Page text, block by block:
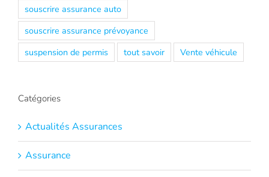
souscrire assurance auto
souscrire assurance prévoyance
suspension de permis
tout savoir Vente véhicule
Catégories
Actualités Assurances
Assurance